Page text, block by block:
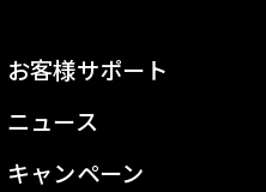
お客様サポート
ニュース
キャンペーン